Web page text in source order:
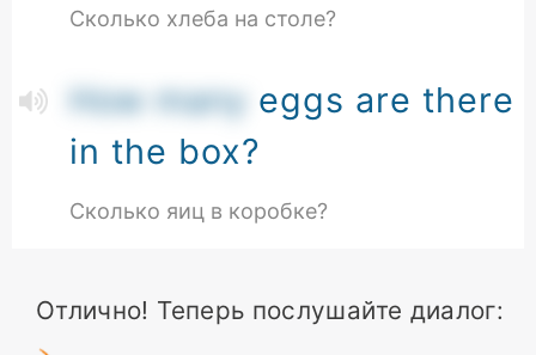
Сколько хлеба на столе?
How many eggs are there
in the box?
Сколько яиц в коробке?
Отлично! Теперь послушайте диалог: